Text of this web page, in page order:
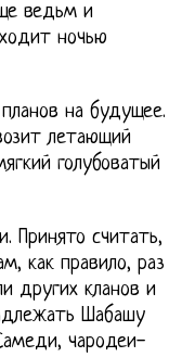
ведьм и
ночью
на будущее.
летающий
голубоватый
Принято считать,
как правило, раз
других кланов и
Шабашу
чародеи-